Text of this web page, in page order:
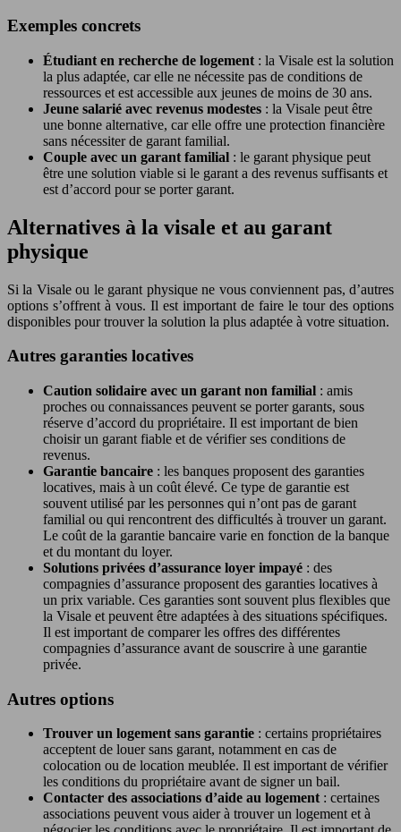
Exemples concrets
Étudiant en recherche de logement : la Visale est la solution
la plus adaptée, car elle ne nécessite pas de conditions de
ressources et est accessible aux jeunes de moins de 30 ans.
Jeune salarié avec revenus modestes : la Visale peut être
une bonne alternative, car elle offre une protection financière
sans nécessiter de garant familial.
Couple avec un garant familial : le garant physique peut
être une solution viable si le garant a des revenus suffisants et
est d’accord pour se porter garant.
Alternatives à la visale et au garant
physique
Si la Visale ou le garant physique ne vous conviennent pas, d’autres
options s’offrent à vous. Il est important de faire le tour des options
disponibles pour trouver la solution la plus adaptée à votre situation.
Autres garanties locatives
Caution solidaire avec un garant non familial : amis
proches ou connaissances peuvent se porter garants, sous
réserve d’accord du propriétaire. Il est important de bien
choisir un garant fiable et de vérifier ses conditions de
revenus.
Garantie bancaire : les banques proposent des garanties
locatives, mais à un coût élevé. Ce type de garantie est
souvent utilisé par les personnes qui n’ont pas de garant
familial ou qui rencontrent des difficultés à trouver un garant.
Le coût de la garantie bancaire varie en fonction de la banque
et du montant du loyer.
Solutions privées d’assurance loyer impayé : des
compagnies d’assurance proposent des garanties locatives à
un prix variable. Ces garanties sont souvent plus flexibles que
la Visale et peuvent être adaptées à des situations spécifiques.
Il est important de comparer les offres des différentes
compagnies d’assurance avant de souscrire à une garantie
privée.
Autres options
Trouver un logement sans garantie : certains propriétaires
acceptent de louer sans garant, notamment en cas de
colocation ou de location meublée. Il est important de vérifier
les conditions du propriétaire avant de signer un bail.
Contacter des associations d’aide au logement : certaines
associations peuvent vous aider à trouver un logement et à